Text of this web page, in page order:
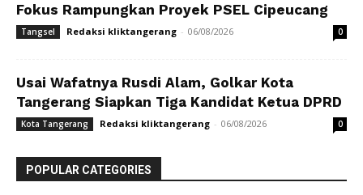
Fokus Rampungkan Proyek PSEL Cipeucang
Tangsel Redaksi kliktangerang - 06/08/2026 0
Usai Wafatnya Rusdi Alam, Golkar Kota
Tangerang Siapkan Tiga Kandidat Ketua DPRD
Kota Tangerang Redaksi kliktangerang - 06/08/2026 0
POPULAR CATEGORIES